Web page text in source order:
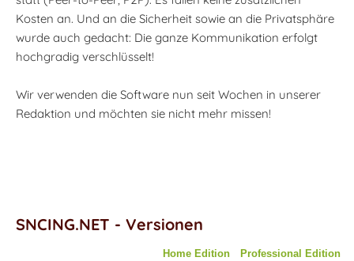
Kosten an. Und an die Sicherheit sowie an die Privatsphäre
wurde auch gedacht: Die ganze Kommunikation erfolgt
hochgradig verschlüsselt!
Wir verwenden die Software nun seit Wochen in unserer
Redaktion und möchten sie nicht mehr missen!
SNCING.NET - Versionen
Home Edition Professional Edition